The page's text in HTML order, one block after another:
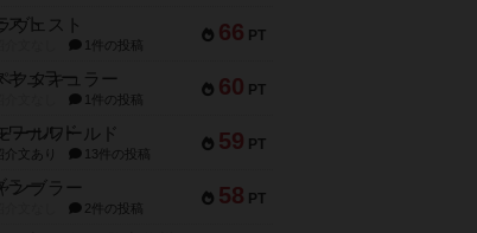
66 PT
ヴェスト
1件の投稿
60 PT
クタキュラー
1件の投稿
59 PT
ールワールド
介文あり 13件の投稿
58 PT
ンブラー
2件の投稿